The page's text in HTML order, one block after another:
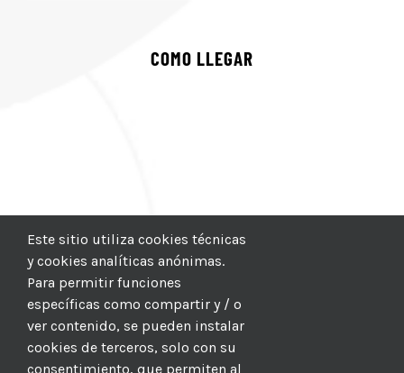
COMO LLEGAR
Este sitio utiliza cookies técnicas
y cookies analíticas anónimas.
Para permitir funciones
específicas como compartir y / o
ver contenido, se pueden instalar
cookies de terceros, solo con su
consentimiento, que permiten al